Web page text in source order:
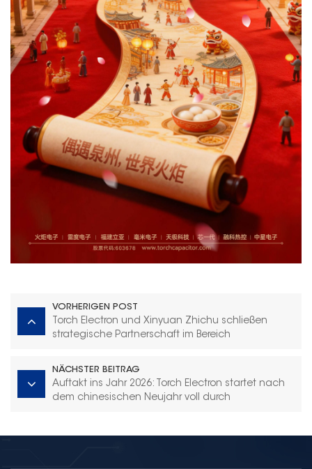
VORHERIGEN POST
Torch Electron und Xinyuan Zhichu schließen
strategische Partnerschaft im Bereich
NÄCHSTER BEITRAG
Auftakt ins Jahr 2026: Torch Electron startet nach
dem chinesischen Neujahr voll durch